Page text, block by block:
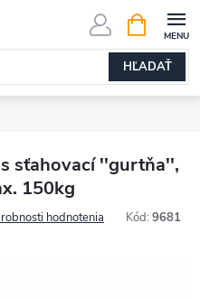
HĽADAŤ
KOŠÍK
sťahovací ''gurtňa'',
150kg
hodnotenia Kód: 9681